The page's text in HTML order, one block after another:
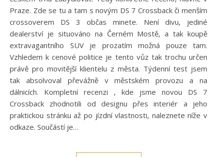
Praze. Zde se tu a tam s novým DS 7 Crossback či menším
crossoverem DS 3 občas minete. Není divu, jediné
dealerství je situováno na Černém Mostě, a tak koupě
extravagantního SUV je prozatím možná pouze tam.
Vzhledem k cenové politice je tento vůz tak trochu určen
právě pro movitější klientelu z města. Týdenní test jsem
tak absolvoval převážně v městském provozu a na
dálnicích. Kompletní recenzi , kde jsme novou DS 7
Crossback zhodnotili od designu přes interiér a jeho
praktickou stránku až po jízdní vlastnosti, naleznete níže v
odkaze. Součástí je…